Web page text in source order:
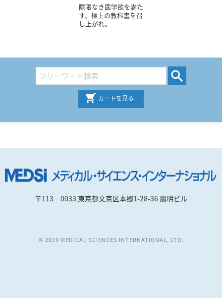
際限なき医学欲を満た
す、極上の教科書を召
し上がれ。
カートを見る
〒113‐0033 東京都文京区本郷1-28-36 鳳明ビル
© 2019 MEDICAL SCIENCES INTERNATIONAL, LTD.